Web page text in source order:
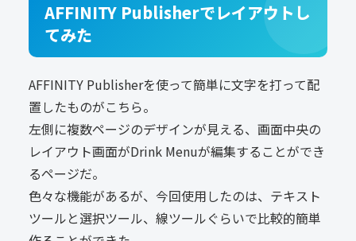
AFFINITY Publisherでレイアウトし
てみた
AFFINITY Publisherを使って簡単に文字を打って配
置したものがこちら。
左側に複数ページのデザインが見える、画面中央の
レイアウト画面がDrink Menuが編集することができ
るページだ。
色々な機能があるが、今回使用したのは、テキスト
ツールと選択ツール、線ツールぐらいで比較的簡単